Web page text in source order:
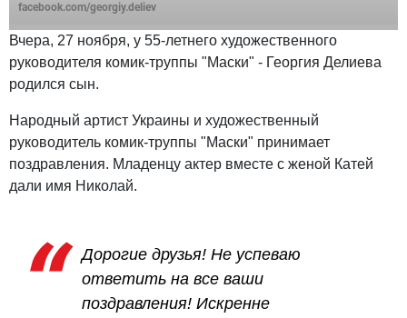
facebook.com/georgiy.deliev
Вчера, 27 ноября, у 55-летнего художественного
руководителя комик-труппы "Маски" - Георгия Делиева
родился сын.
Народный артист Украины и художественный
руководитель комик-труппы "Маски" принимает
поздравления. Младенцу актер вместе с женой Катей
дали имя Николай.
Дорогие друзья! Не успеваю
ответить на все ваши
поздравления! Искренне